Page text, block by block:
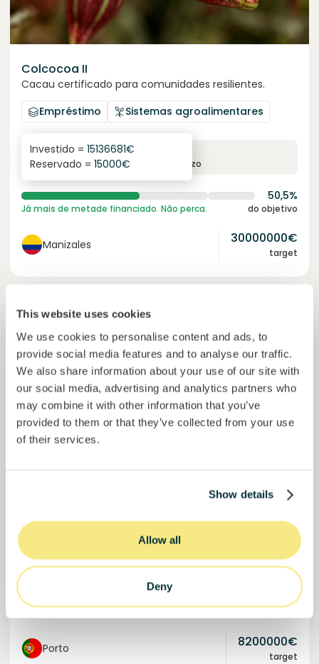
This website uses cookies
We use cookies to personalise content and ads, to
provide social media features and to analyse our traffic.
We also share information about your use of our site with
our social media, advertising and analytics partners who
may combine it with other information that you’ve
provided to them or that they’ve collected from your use
of their services.
Show details
Allow all
Deny
Colcocoa II
Cacau certificado para comunidades resilientes.
Empréstimo
Sistemas agroalimentares
6.1%
juro anual prazo
Investido = 15136681€
Reservado = 15000€
50,5%
Já mais de metade financiado. Não perca. do objetivo
Manizales 30000000€
target
Instalação solar para uma empresa automóvel
6.1
juro anual prazo
Reservado = 0€
100%
Porto 8200000€
target